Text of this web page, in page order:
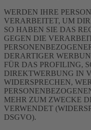
WERDEN IHRE
VERARBEITET, UM
SO HABEN SIE DAS
GEGEN DIE
DERARTIGER
FÜR DAS PROFILING,
DIREKTWERBUNG IN
WIDERSPRECHEN,
MEHR ZUM ZWECKE
VERWENDET
DSGVO).